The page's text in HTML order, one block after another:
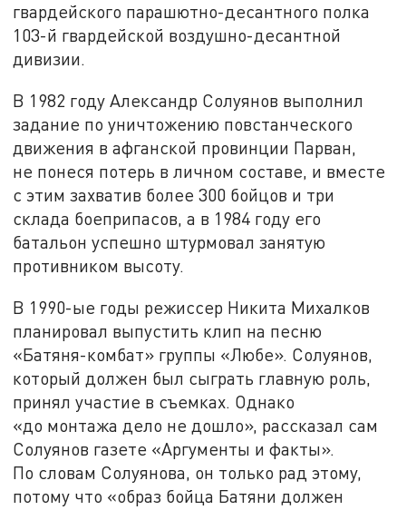
гвардейского парашютно-десантного полка
103-й гвардейской воздушно-десантной
дивизии.
В 1982 году Александр Солуянов выполнил
задание по уничтожению повстанческого
движения в афганской провинции Парван,
не понеся потерь в личном составе, и вместе
с этим захватив более 300 бойцов и три
склада боеприпасов, а в 1984 году его
батальон успешно штурмовал занятую
противником высоту.
В 1990-ые годы режиссер Никита Михалков
планировал выпустить клип на песню
«Батяня-комбат» группы «Любе». Солуянов,
который должен был сыграть главную роль,
принял участие в съемках. Однако
«до монтажа дело не дошло», рассказал сам
Солуянов газете «Аргументы и факты».
По словам Солуянова, он только рад этому,
потому что «образ бойца Батяни должен